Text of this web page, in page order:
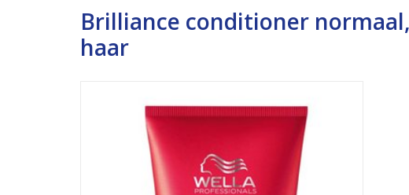
Brilliance conditioner
haar